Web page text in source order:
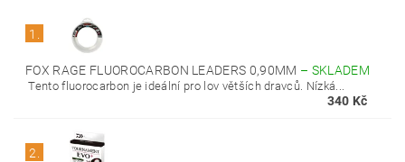
1.
FOX RAGE FLUOROCARBON LEADERS 0,90MM – SKLADEM
Tento fluorocarbon je ideální pro lov větších dravců. Nízká...
340 Kč
2.